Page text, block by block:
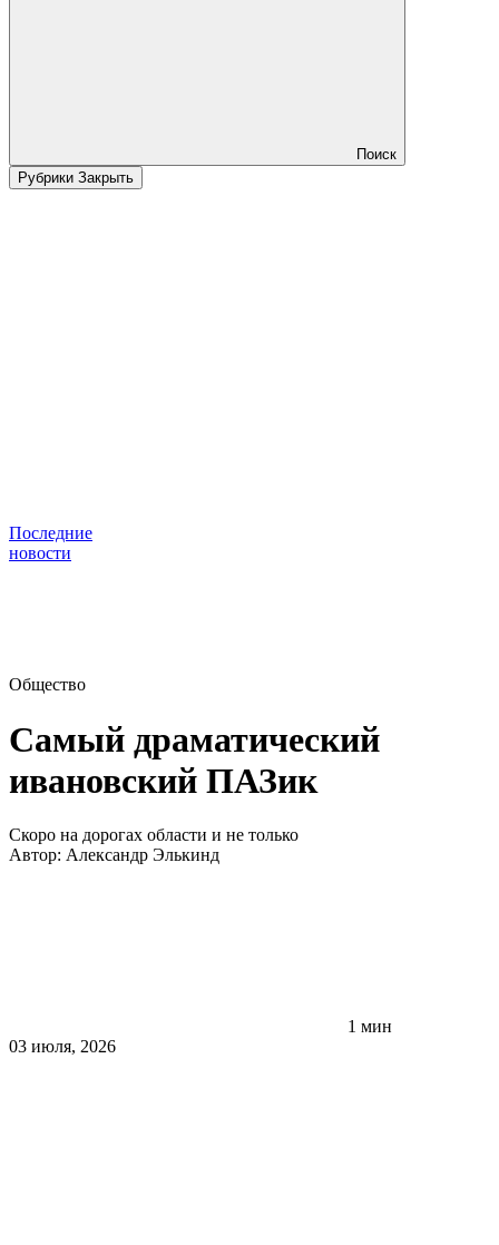
Поиск
Рубрики Закрыть
Последние
новости
Общество
Самый драматический
ивановский ПАЗик
Скоро на дорогах области и не только
Автор: Александр Элькинд
1 мин
03 июля, 2026